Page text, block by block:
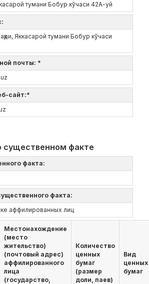
тумани Бобур кўчаси 42А-уй
Яккасарой тумани Бобур кўчаси
почты: *
сайт:*
существенном факте
факта:
факта:
аффилированных лиц
Местонахождение
(место
жительство)
(почтовый адрес)
аффилированного
лица
(государство,
Количество
ценных
бумаг
(размер
доли, паев)
Вид
ценных
бумаг